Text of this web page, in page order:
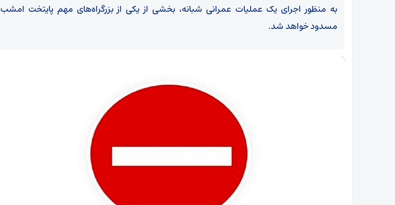
به‌ منظور اجرای یک عملیات عمرانی شبانه، بخشی از یکی از بزرگراه‌های مهم پایتخت امشب
مسدود خواهد شد.
رضا(ع)